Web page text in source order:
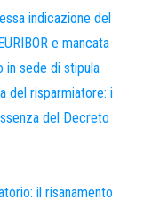
indicazione del
e mancata
in sede di stipula
del risparmiatore: i
del Decreto
il risanamento